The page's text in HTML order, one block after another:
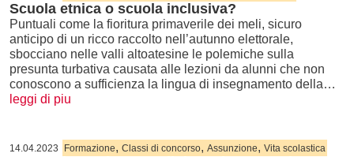
Scuola etnica o scuola inclusiva?
Puntuali come la fioritura primaverile dei meli, sicuro
anticipo di un ricco raccolto nell’autunno elettorale,
sbocciano nelle valli altoatesine le polemiche sulla
presunta turbativa causata alle lezioni da alunni che non
conoscono a sufficienza la lingua di insegnamento della…
leggi di piu
14.04.2023 Formazione, Classi di concorso, Assunzione, Vita scolastica